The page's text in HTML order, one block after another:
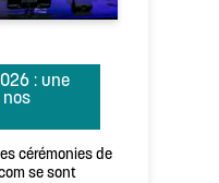
: une
nos
cérémonies de
se sont